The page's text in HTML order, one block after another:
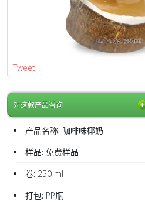
Tweet
对这款产品咨询
产品名称: 咖啡味椰奶
样品: 免费样品
卷: 250 ml
打包: PP瓶